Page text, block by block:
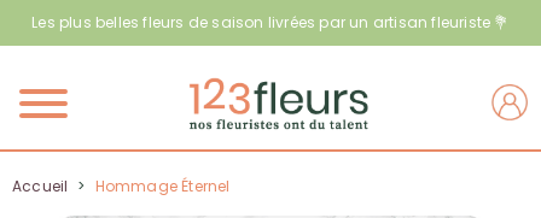
Les plus belles fleurs de saison livrées par un artisan fleuriste 💐
Menu
Accueil > Hommage Éternel